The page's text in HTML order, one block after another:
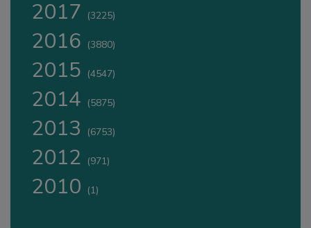
2017 (3225)
2016 (3880)
2015 (4547)
2014 (5875)
2013 (6753)
2012 (971)
2010 (1)